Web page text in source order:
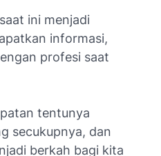
ini menjadi
informasi,
profesi saat
tentunya
secukupnya, dan
berkah bagi kita